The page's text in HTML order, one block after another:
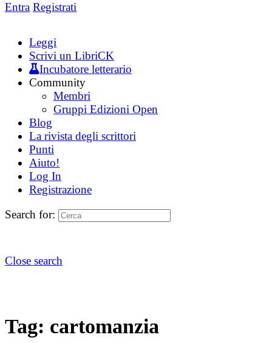
Entra Registrati
Leggi
Scrivi un LibriCK
Incubatore letterario
Community
Membri
Gruppi Edizioni Open
Blog
La rivista degli scrittori
Punti
Aiuto!
Log In
Registrazione
Search for:
Close search
Tag: cartomanzia